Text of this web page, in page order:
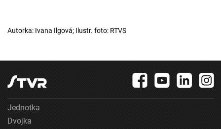
Autorka: Ivana Ilgová; Ilustr. foto: RTVS
Jednotka
Dvojka